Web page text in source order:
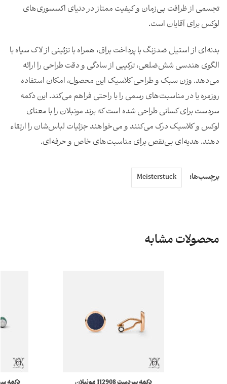
تجسمی از ظرافت بی‌زمان و کیفیت ممتاز در دنیای اکسسوری‌های
لوکس برای آقایان است.
بدنه‌ای از استیل ضدزنگ با پرداخت براق، همراه با تزئینی از لاک سیاه با
الگوی هندسی شش‌ضلعی، ترکیبی از سادگی و دقت طراحی را ارائه
می‌دهد. وزن سبک و طراحی کلاسیک این محصول، امکان استفاده
روزمره یا در مناسبت‌های رسمی را با راحتی فراهم می‌کند. این دکمه
سردست برای کسانی طراحی شده است که برند مونبلان را با معنای
لوکس و کلاسیک درک می‌کنند و می‌خواهند جزئیات لبا‌س‌شان را ارتقاء
دهند. هدیه‌ای بی‌نقص برای مناسبت‌های خاص و حرفه‌ای.
برچسب‌ها: Meisterstuck
محصولات مشابه